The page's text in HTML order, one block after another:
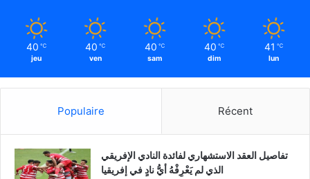
40 ℃
jeu
40 ℃
ven
40 ℃
sam
40 ℃
dim
41 ℃
lun
Populaire Récent
تفاصيل العقد الاستشهاري لفائدة النادي الإفريقي
الذي لم يَعْرِفْهُ أيُّ نادٍ في إفريقيا